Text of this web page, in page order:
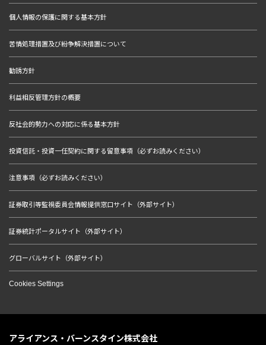
個人情報の保護に関する基本方針
苦情処理措置及び紛争解決措置について
勧誘方針
利益相反管理方針の概要
反社会的勢力への対応に係る基本方針
投資信託・投資一任契約に関する留意事項（必ずお読みください）
注意事項（必ずお読みください）
証券取引等監視委員会情報提供窓口サイト（外部サイト）
証券統計ポータルサイト（外部サイト）
グローバルサイト（外部サイト）
Cookies Settings
アライアンス・バーンスタイン株式会社